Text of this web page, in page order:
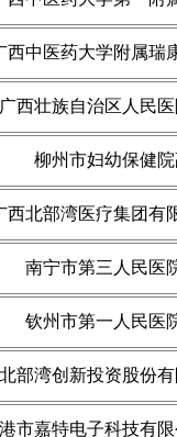
西中医药大学附属瑞
广西壮族自治区人民
柳州市妇幼保健
西北部湾医疗集团有
南宁市第三人民医
钦州市第一人民医
部湾创新投资股份
市嘉特电子科技有